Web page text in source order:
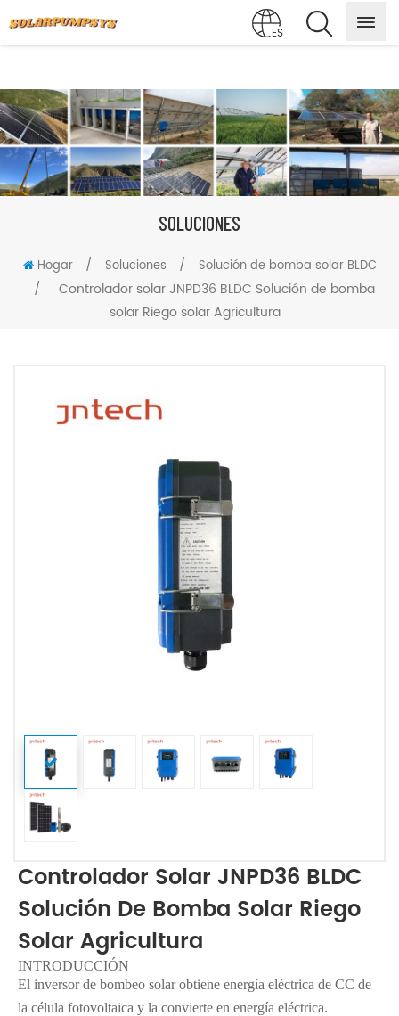
ES
SOLUCIONES
Hogar / Soluciones / Solución de bomba solar BLDC
/
Controlador solar JNPD36 BLDC Solución de bomba
solar Riego solar Agricultura
Controlador Solar JNPD36 BLDC
Solución De Bomba Solar Riego
Solar Agricultura
INTRODUCCIÓN
El inversor de bombeo solar obtiene energía eléctrica de CC de
la célula fotovoltaica y la convierte en energía eléctrica.